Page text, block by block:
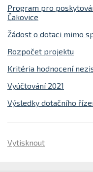
Program pro
Čakovice
Žádost o dotaci mimo
Rozpočet projektu
Kritéria hodnocení
Vyúčtování 2021
Výsledky dotačního
Vytisknout